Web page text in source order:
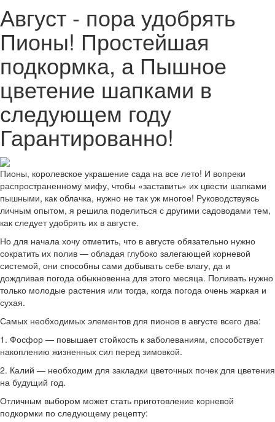
Август - пора удобрять
Пионы! Простейшая
подкормка, а Пышное
цветение шапками в
следующем году
Гарантированно!
Пионы, королевское украшение сада на все лето! И вопреки
распространенному мифу, чтобы «заставить» их цвести шапками
пышными, как облачка, нужно не так уж многое! Руководствуясь
личным опытом, я решила поделиться с другими садоводами тем,
как следует удобрять их в августе.
Но для начала хочу отметить, что в августе обязательно нужно
сократить их полив — обладая глубоко залегающей корневой
системой, они способны сами добывать себе влагу, да и
дождливая погода обыкновенна для этого месяца. Поливать нужно
только молодые растения или тогда, когда погода очень жаркая и
сухая.
Самых необходимых элементов для пионов в августе всего два:
1. Фосфор — повышает стойкость к заболеваниям, способствует
накоплению жизненных сил перед зимовкой.
2. Калий — необходим для закладки цветочных почек для цветения
на будущий год.
Отличным выбором может стать приготовление корневой
подкормки по следующему рецепту: